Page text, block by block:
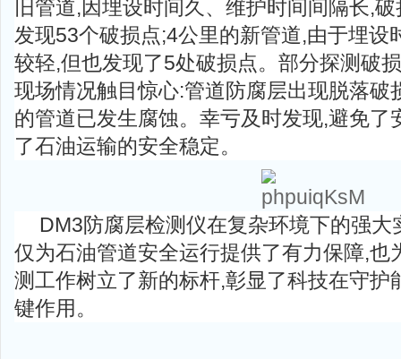
旧管道,因埋设时间久、维护时间间隔长,
发现53个破损点;4公里的新管道,由于埋设
较轻,但也发现了5处破损点。部分探测破
现场情况触目惊心:管道防腐层出现脱落破
的管道已发生腐蚀。幸亏及时发现,避免了
了石油运输的安全稳定。
DM3防腐层检测仪在复杂环境下的强大
仅为石油管道安全运行提供了有力保障,也
测工作树立了新的标杆,彰显了科技在守护
键作用。